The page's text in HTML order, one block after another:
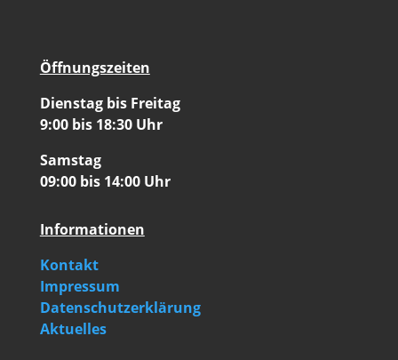
Öffnungszeiten
Dienstag bis Freitag
9:00 bis 18:30 Uhr
Samstag
09:00 bis 14:00 Uhr
Informationen
Kontakt
Impressum
Datenschutzerklärung
Aktuelles